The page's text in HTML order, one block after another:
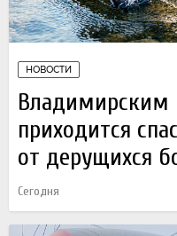
НОВОСТИ
Владимирским
приходится
от дерущихся
Сегодня